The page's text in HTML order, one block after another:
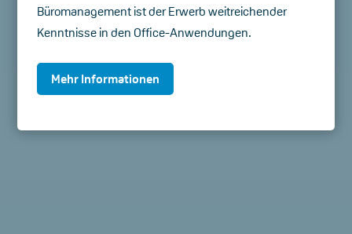
Büromanagement ist der Erwerb weitreichender
Kenntnisse in den Office-Anwendungen.
Mehr Informationen